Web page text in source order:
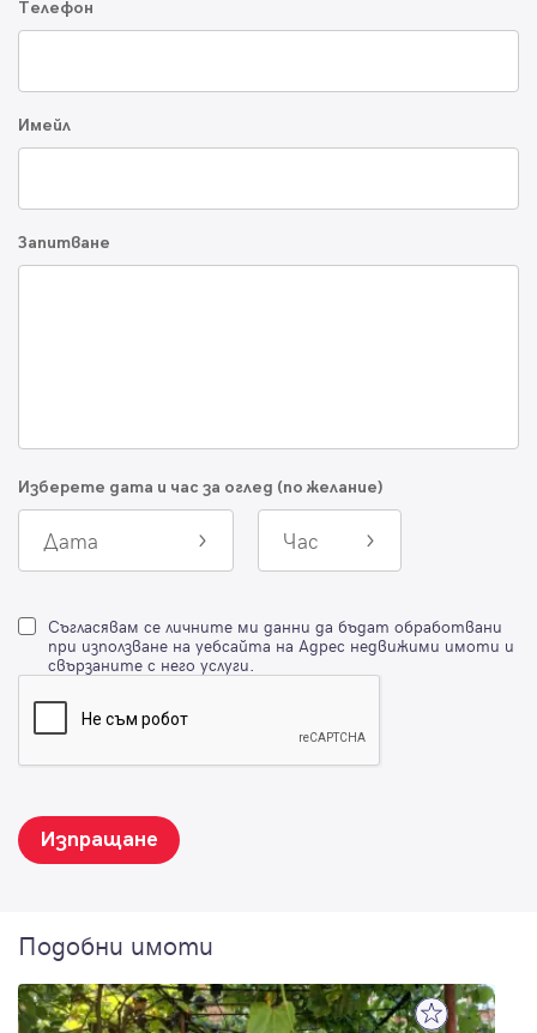
Телефон
Имейл
Запитване
Изберете дата и час за оглед (по желание)
Дата Час
Съгласявам се личните ми данни да бъдат обработвани
при използване на уебсайта на Адрес недвижими имоти и
свързаните с него услуги.
Изпращане
Подобни имоти